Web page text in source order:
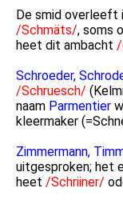
De smid overleeft
/Schmäts/, soms
heet dit ambacht /
Schroeder,
/Schruesch/
naam Parmentier
kleermaker
Zimmermann,
uitgesproken; het
heet /Schriiner/